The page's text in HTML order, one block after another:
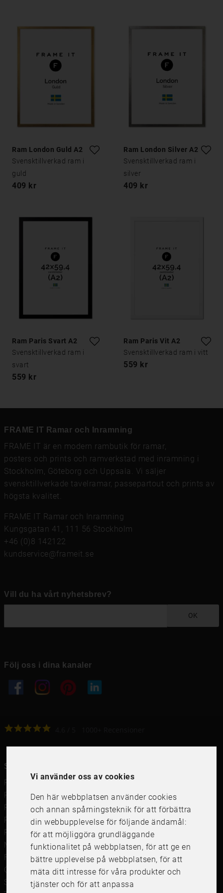
Vi använder oss av cookies
Den här webbplatsen använder cookies
och annan spårningsteknik för att förbättra
din webbupplevelse för följande ändamål:
för att möjliggöra grundläggande
funktionalitet på webbplatsen, för att ge en
bättre upplevelse på webbplatsen,för att
mäta ditt intresse för våra produkter och
tjänster och för att anpassa
Ram London Guld A2
Svensktillverkad ram i
guld
409 kr
Ram London Silver A2
Svensktillverkad ram i
silver
409 kr
Ram Paris Svart A2
Svensktillverkad ram i
svart
559 kr
Ram Paris Vit A2
Svensktillverkad ram i vitt
559 kr
FRAME IT Ramar och Inramning
FRAME IT är en modern rambutik för ramar
posters och prints och ramverkstad med inramning i
Stockholm, Göteborg och Uppsala. Vi säljer
svensktillverkade tavelramar, passepartout och prints av
högsta kvalitet.
FRAME IT Ramar och Inramning
Kungsgatan 41, 111 56 Stockholm
+46 (0)8 142122
kundservice@frameit.se
Vill du ha vårt nyhetsbrev?
OK
Följ oss i dina kanaler
Snabblänkar
Ramar
Ramar till Samsung The Frame
Ramverkstad & inramning
Passepartout
Posters
Måttbeställd passepartout
Framkalla bilder
Canvastavla
Studentskylt och studentplakat